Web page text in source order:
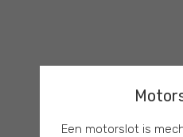
Een motorslot is